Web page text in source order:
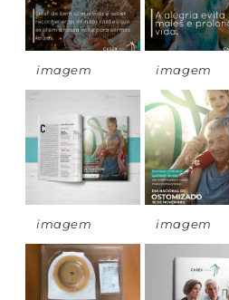
imagem imagem
imagem imagem